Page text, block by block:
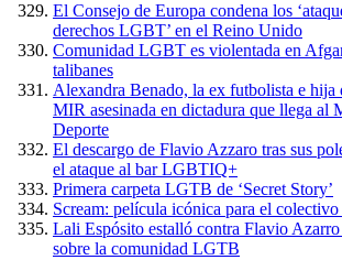
El Consejo de Europa condena los
derechos LGBT’ en el Reino Unido
Comunidad LGBT es violentada en
talibanes
Alexandra Benado, la ex futbolista e hija
MIR asesinada en dictadura que llega al
Deporte
El descargo de Flavio Azzaro tras sus
el ataque al bar LGBTIQ+
Primera carpeta LGTB de ‘Secret Story’
Scream: película icónica para el
Lali Espósito estalló contra Flavio
sobre la comunidad LGTB